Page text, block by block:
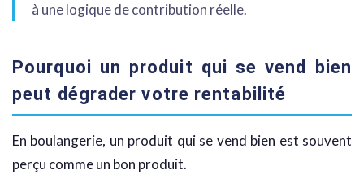
à une logique de contribution réelle.
Pourquoi un produit qui se vend bien
peut dégrader votre rentabilité
En boulangerie, un produit qui se vend bien est souvent
perçu comme un bon produit.